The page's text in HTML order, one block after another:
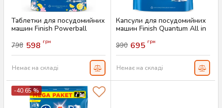
Таблетки для посудомийних
машин Finish Powerball
Артикул:AS-00675
798 598 грн
Немає на складі
Капсули для посудомийних
машин Finish Quantum All in
Артикул: AS-00438
990 695 грн
Немає на складі
-40.65 %